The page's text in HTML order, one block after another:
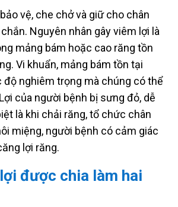
vệ, che chở và giữ cho chân
Nguyên nhân gây viêm lợi là
mảng bám hoặc cao răng tồn
Vi khuẩn, mảng bám tồn tại
độ nghiêm trọng mà chúng có thể
của người bệnh bị sưng đỏ, dễ
là khi chải răng, tổ chức chân
miệng, người bệnh có cảm giác
lợi răng.
được chia làm hai